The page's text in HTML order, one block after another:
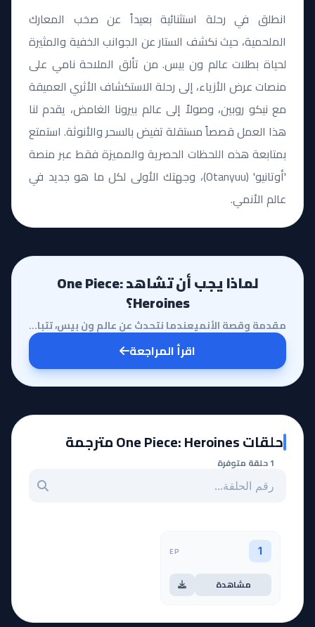
انطلق في رحلة استثنائية بعيداً عن صخب المعارك
الملحمية، حيث نكشف الستار عن الجوانب الخفية والمثيرة
لحياة بطلات عالم ون بيس. من تألق الملاحة نامي على
منصات عرض الأزياء، إلى رحلة الاستكشاف الأثري العميقة
مع نيكو روبين، وصولاً إلى عالم بيرونا الغامض، يقدم لنا
هذا العمل قصصاً مستقلة تفيض بالسحر والأنوثة. استمتع
بمتابعة هذه اللحظات الحصرية والمميزة فقط عبر منصة
'أوتانيو' (Otanyuu)، وجهتك الأولى لكل ما هو جديد في
عالم الأنمي.
لماذا يجب أن تشاهد One Piece:
Heroines؟
مقدمة وقصة الأنميعندما نتحدث عن عالم ون بيس، تتبادر إلى أذهاننا فوراً معارك لوفي الملحمية والبحث عن ...
اقرأ المراجعة
حلقات One Piece: Heroines مترجمة
1 حلقة متوفرة
بحث عن حلقة بالرقم
1
EP
مشاهدة